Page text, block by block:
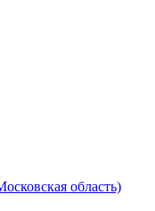
область)